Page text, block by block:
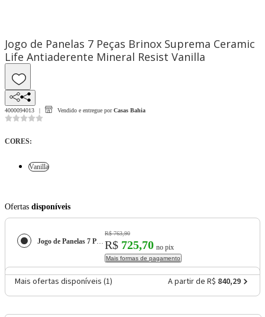
Jogo de Panelas 7 Peças Brinox Suprema Ceramic
Life Antiaderente Mineral Resist Vanilla
4000094013 Vendido e entregue por Casas Bahia
CORES:
Vanilla
Ofertas disponíveis
Jogo de Panelas 7 Peças Brinox Suprema Ceramic Life Antiaderente Mineral Resist
R$ 763,90
R$ 725,70 no pix
Mais formas de pagamento
Mais ofertas disponíveis (1) A partir de R$ 840,29